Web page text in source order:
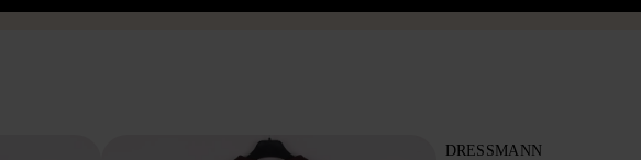
DRESSMANN